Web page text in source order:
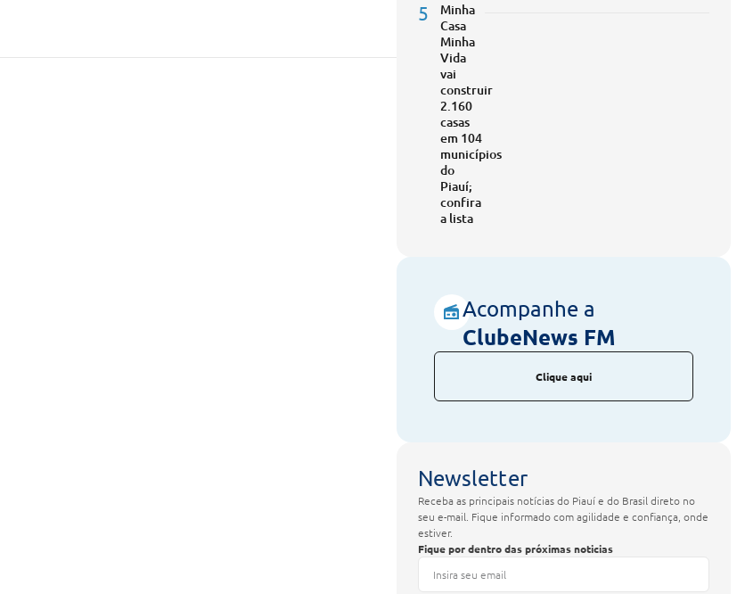
5
Minha
Casa
Minha
Vida
vai
construir
2.160
casas
em 104
municípios
do
Piauí;
confira
a lista
Acompanhe a
ClubeNews FM
Clique aqui
Newsletter
Receba as principais notícias do Piauí e do Brasil direto no
seu e-mail. Fique informado com agilidade e confiança, onde
estiver.
Fique por dentro das próximas noticias